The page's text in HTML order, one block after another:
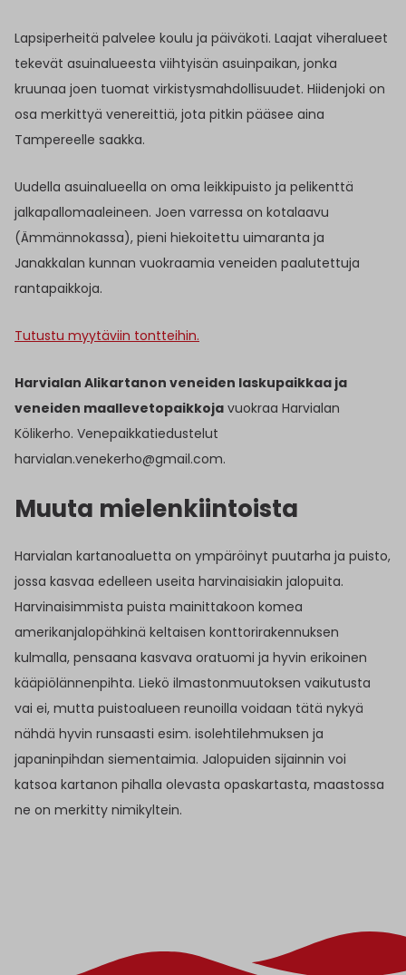
Lapsiperheitä palvelee koulu ja päiväkoti. Laajat viheralueet
tekevät asuinalueesta viihtyisän asuinpaikan, jonka
kruunaa joen tuomat virkistysmahdollisuudet. Hiidenjoki on
osa merkittyä venereittiä, jota pitkin pääsee aina
Tampereelle saakka.
Uudella asuinalueella on oma leikkipuisto ja pelikenttä
jalkapallomaaleineen. Joen varressa on kotalaavu
(Ämmännokassa), pieni hiekoitettu uimaranta ja
Janakkalan kunnan vuokraamia veneiden paalutettuja
rantapaikkoja.
Tutustu myytäviin tontteihin.
Harvialan Alikartanon veneiden laskupaikkaa ja
veneiden maallevetopaikkoja vuokraa Harvialan
Kölikerho. Venepaikkatiedustelut
harvialan.venekerho@gmail.com.
Muuta mielenkiintoista
Harvialan kartanoaluetta on ympäröinyt puutarha ja puisto,
jossa kasvaa edelleen useita harvinaisiakin jalopuita.
Harvinaisimmista puista mainittakoon komea
amerikanjalopähkinä keltaisen konttorirakennuksen
kulmalla, pensaana kasvava oratuomi ja hyvin erikoinen
kääpiölännenpihta. Liekö ilmastonmuutoksen vaikutusta
vai ei, mutta puistoalueen reunoilla voidaan tätä nykyä
nähdä hyvin runsaasti esim. isolehtilehmuksen ja
japaninpihdan siementaimia. Jalopuiden sijainnin voi
katsoa kartanon pihalla olevasta opaskartasta, maastossa
ne on merkitty nimikyltein.